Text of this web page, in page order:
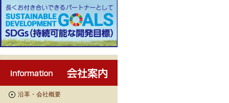
沿革・会社概要